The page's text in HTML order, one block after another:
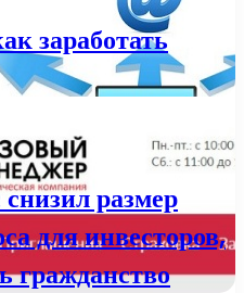
заработать
размер
для инвесторов,
гражданство